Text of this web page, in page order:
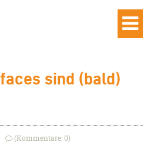
sind (bald)
(Kommentare: 0)